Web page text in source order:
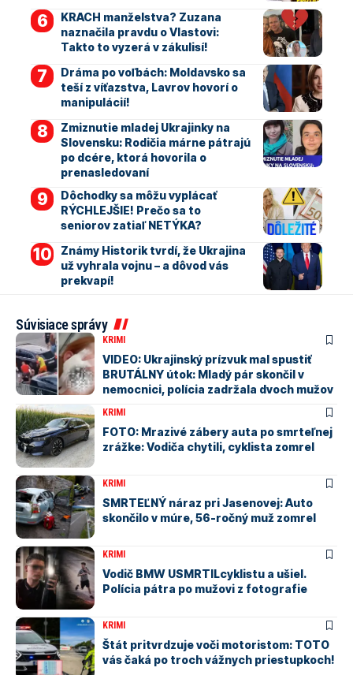
KRACH manželstva? Zuzana
naznačila pravdu o Vlastovi:
Takto to vyzerá v zákulisí!
Dráma po voľbách: Moldavsko sa
teší z víťazstva, Lavrov hovorí o
manipulácií!
Zmiznutie mladej Ukrajinky na
Slovensku: Rodičia márne pátrajú
po dcére, ktorá hovorila o
prenasledovaní
Dôchodky sa môžu vyplácať
RÝCHLEJŠIE! Prečo sa to
seniorov zatiaľ NETÝKA?
Známy Historik tvrdí, že Ukrajina
už vyhrala vojnu – a dôvod vás
prekvapí!
Súvisiace správy
KRIMI
VIDEO: Ukrajinský prízvuk mal spustiť
BRUTÁLNY útok: Mladý pár skončil v
nemocnici, polícia zadržala dvoch mužov
KRIMI
FOTO: Mrazivé zábery auta po smrteľnej
zrážke: Vodiča chytili, cyklista zomrel
KRIMI
SMRTEĽNÝ náraz pri Jasenovej: Auto
skončilo v múre, 56-ročný muž zomrel
KRIMI
Vodič BMW USMRTILcyklistu a ušiel.
Polícia pátra po mužovi z fotografie
KRIMI
Štát pritvrdzuje voči motoristom: TOTO
vás čaká po troch vážnych priestupkoch!